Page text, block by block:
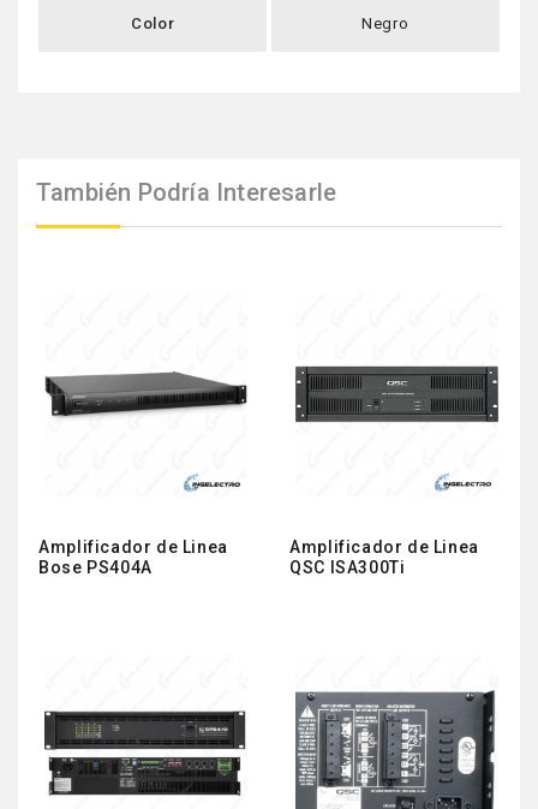
Color Negro
También Podría Interesarle
Amplificador de Linea
Bose PS404A
Amplificador de Linea
QSC ISA300Ti